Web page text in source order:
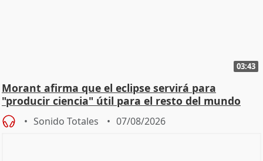
03:43
Morant afirma que el eclipse servirá para
"producir ciencia" útil para el resto del mundo
Sonido Totales 07/08/2026